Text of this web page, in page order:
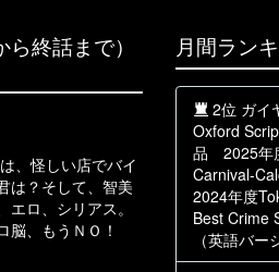
終話まで）
、怪しい店でバイ
は？そして、智美
ロ、シリアス。
、もうＮＯ！
月間ラン
2位 ガイ
Oxford
品 2025年
Carnival-
2024年度
Best Crime
（英語バー